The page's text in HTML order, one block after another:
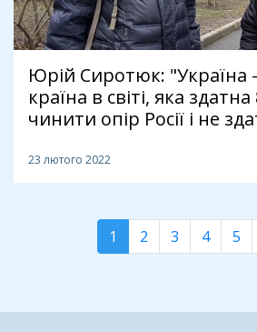
Юрій Сиротюк: "Україна
країна в світі, яка здатна
чинити опір Росії і не
23 лютого 2022
1 2 3 4 5